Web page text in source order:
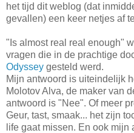
het tijd dit weblog (dat
gevallen) een keer netjes af
"Is almost real real enough"
vragen die in de prachtige
Odyssey gesteld werd.
Mijn antwoord is uiteindelijk
Molotov Alva, de maker van
antwoord is "Nee". Of meer
Geur, tast, smaak... het zijn
life gaat missen. En ook